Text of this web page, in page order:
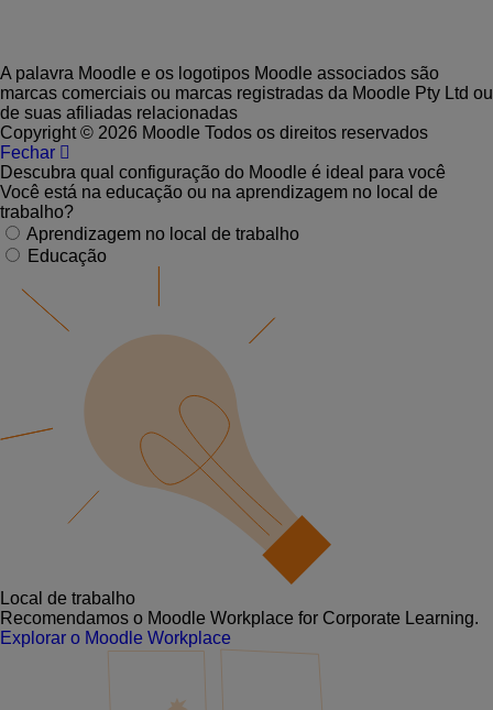
A palavra Moodle e os logotipos Moodle associados são
marcas comerciais ou marcas registradas da Moodle Pty Ltd ou
de suas afiliadas relacionadas
Copyright © 2026 Moodle Todos os direitos reservados
Fechar
Descubra qual configuração do Moodle é ideal para você
Você está na educação ou na aprendizagem no local de
trabalho?
Aprendizagem no local de trabalho
Educação
Local de trabalho
Recomendamos o Moodle Workplace for Corporate Learning.
Explorar o Moodle Workplace